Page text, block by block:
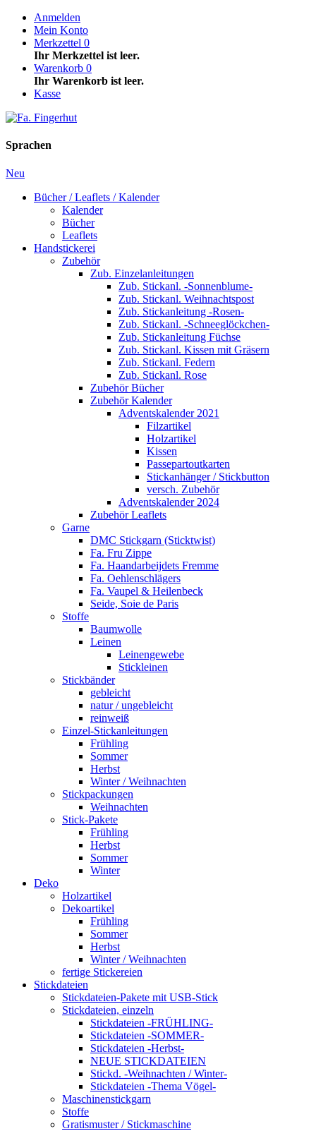
Anmelden
Mein Konto
Merkzettel 0
Ihr Merkzettel ist leer.
Warenkorb 0
Ihr Warenkorb ist leer.
Kasse
Sprachen
Neu
Bücher / Leaflets / Kalender
Kalender
Bücher
Leaflets
Handstickerei
Zubehör
Zub. Einzelanleitungen
Zub. Stickanl. -Sonnenblume-
Zub. Stickanl. Weihnachtspost
Zub. Stickanleitung -Rosen-
Zub. Stickanl. -Schneeglöckchen-
Zub. Stickanleitung Füchse
Zub. Stickanl. Kissen mit Gräsern
Zub. Stickanl. Federn
Zub. Stickanl. Rose
Zubehör Bücher
Zubehör Kalender
Adventskalender 2021
Filzartikel
Holzartikel
Kissen
Passepartoutkarten
Stickanhänger / Stickbutton
versch. Zubehör
Adventskalender 2024
Zubehör Leaflets
Garne
DMC Stickgarn (Sticktwist)
Fa. Fru Zippe
Fa. Haandarbeijdets Fremme
Fa. Oehlenschlägers
Fa. Vaupel & Heilenbeck
Seide, Soie de Paris
Stoffe
Baumwolle
Leinen
Leinengewebe
Stickleinen
Stickbänder
gebleicht
natur / ungebleicht
reinweiß
Einzel-Stickanleitungen
Frühling
Sommer
Herbst
Winter / Weihnachten
Stickpackungen
Weihnachten
Stick-Pakete
Frühling
Herbst
Sommer
Winter
Deko
Holzartikel
Dekoartikel
Frühling
Sommer
Herbst
Winter / Weihnachten
fertige Stickereien
Stickdateien
Stickdateien-Pakete mit USB-Stick
Stickdateien, einzeln
Stickdateien -FRÜHLING-
Stickdateien -SOMMER-
Stickdateien -Herbst-
NEUE STICKDATEIEN
Stickd. -Weihnachten / Winter-
Stickdateien -Thema Vögel-
Maschinenstickgarn
Stoffe
Gratismuster / Stickmaschine